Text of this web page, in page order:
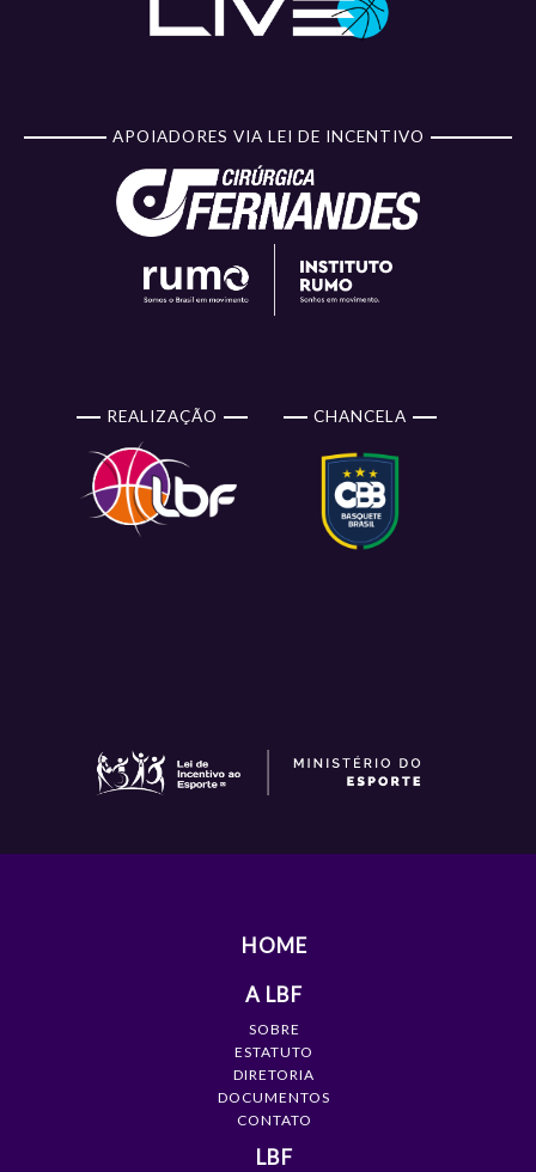
APOIADORES VIA LEI DE INCENTIVO
REALIZAÇÃO CHANCELA
HOME
A LBF
SOBRE
ESTATUTO
DIRETORIA
DOCUMENTOS
CONTATO
LBF